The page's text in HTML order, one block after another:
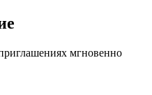
мгновенно